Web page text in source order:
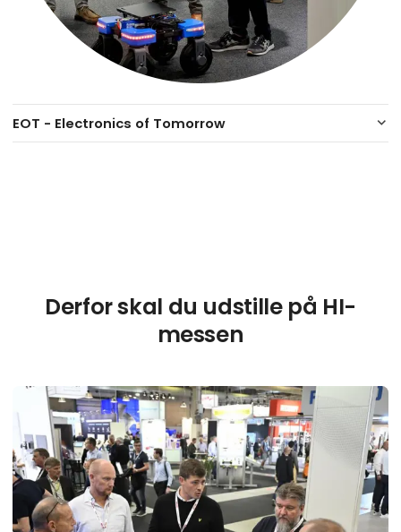
EOT - Electronics of Tomorrow keyboard_arrow_down
Derfor skal du udstille på HI-
messen